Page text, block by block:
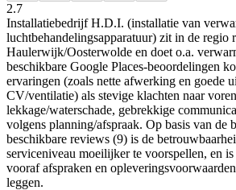
2.7
Installatiebedrijf H.D.I. (installatie van
luchtbehandelingsapparatuur) zit in de regio
Haulerwijk/Oosterwolde en doet o.a.
beschikbare Google Places-beoordelingen
ervaringen (zoals nette afwerking en goede
CV/ventilatie) als stevige klachten naar
lekkage/waterschade, gebrekkige
volgens planning/afspraak. Op basis van de
beschikbare reviews (9) is de
serviceniveau moeilijker te voorspellen, en
vooraf afspraken en
leggen.